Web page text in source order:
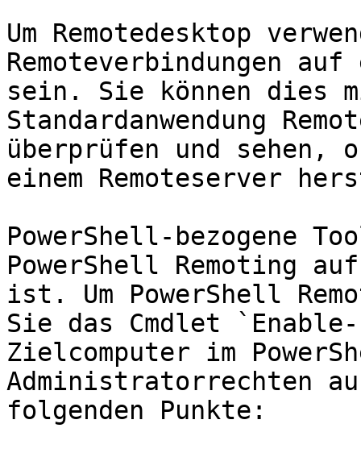
Um Remotedesktop
Remoteverbindungen
sein. Sie können dies
Standardanwendung
überprüfen und sehen,
einem Remoteserver
PowerShell-bezogene
PowerShell Remoting
ist. Um PowerShell
Sie das Cmdlet `Enable-
Zielcomputer im
Administratorrechten
folgenden Punkte: